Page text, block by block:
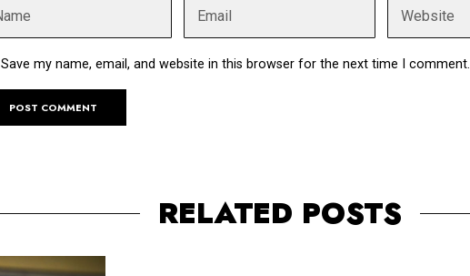
Save my name, email, and website in this browser for the next time I comment.
RELATED POSTS